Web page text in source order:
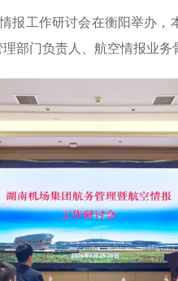
报工作研讨会在衡阳举办，
部门负责人、航空情报业务